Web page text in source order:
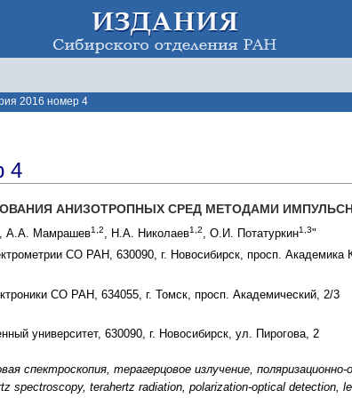
2016 номер 4
4
АНИЗОТРОПНЫХ СРЕД МЕТОДАМИ
, А.А. Мамрашев1,2, Н.А. Николаев1,2, О.И. Потатуркин1,3"
СО РАН, 630090, г. Новосибирск, просп. Академика
СО РАН, 634055, г. Томск, просп. Академический, 2/3
университет, 630090, г. Новосибирск, ул. Пирогова, 2
спектроскопия, терагерцовое излучение,
spectroscopy, terahertz radiation, polarization-optical detection,